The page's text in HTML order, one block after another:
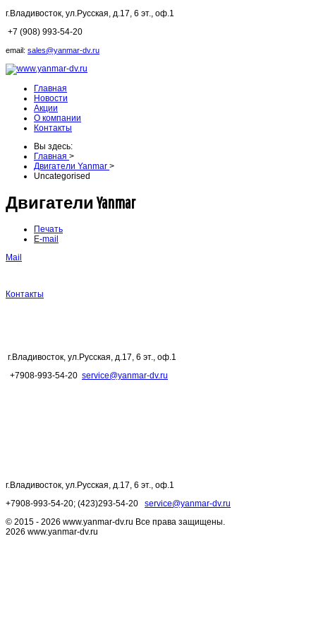
г.Владивосток, ул.Русская, д.17, 6 эт., оф.1
+7 (908) 993-54-20
email: sales@yanmar-dv.ru
Главная
Новости
Акции
О компании
Контакты
Вы здесь:
Главная >
Двигатели Yanmar >
Uncategorised
Двигатели Yanmar
Печать
E-mail
Mail
Контакты
г.Владивосток, ул.Русская, д.17, 6 эт., оф.1
+7908-993-54-20 service@yanmar-dv.ru
г.Владивосток, ул.Русская, д.17, 6 эт., оф.1
+7908-993-54-20; (423)293-54-20 service@yanmar-dv.ru
© 2015 - 2026 www.yanmar-dv.ru Все права защищены.
2026 www.yanmar-dv.ru